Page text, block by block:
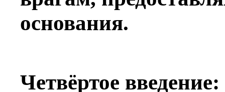
основания.
Четвёртое введение: